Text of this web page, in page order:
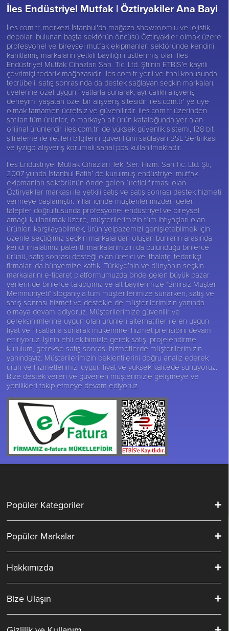
İles Endüstriyel Mutfak |Öztiryakiler Ana Bayi
İles.com.tr, merkezi İstanbul'da mağaza showroom’u ve lojistik
depoları bulunan başta sektörün öncüsü Öztiryakiler olmak üzere
profesyonel ve bireysel mutfak ekipmanları sektöründe kendini
kanıtlamış markaların yetkili bayiliğini üstlenmiş olan İles
Endüstriyel Mutfak Cihazları San. Tic. Ltd. Şti'nin ETBİS'e kayıtlı
çevrimiçi tedarik mağazasıdır. iles.com.tr yerli ve ithal konusunda
tecrübeli, satış sonrasında da destek sağlayan seçkin markaları,
üyelerine özel uygun fiyatlarla sunarak, ayrıcalıklı alışveriş
deneyimi yaşatan özel bir alışveriş sitesidir. iles.com.tr' ye üye
olmak tamamen ücretsiz ve güvenilirdir. iles.com.tr üzerinden
satılan tüm ürünler, o markaya ait ürün kataloğunda yer alan
orijinal ürünlerdir. iles.com.tr’ de yüksek güvenlik sistemi, 128 bit
şifreleme ile iletilen bilgilerin güvenliğini sağlayan SSL Sertifikası
ve iyzigo alışveriş korumalı sanal pos kullanılmaktadır.
İles Endüstriyel Mutfak Cihazları Tek. Ser. Hizm. San.Tic. Ltd. Şti,
2007 yılında İstanbul Fatih’ de kurulmuş endüstriyel mutfak
ekipmanları sektörünün önde gelen üretici firması olan
Öztiryakiler markası ile yetkili satış ve satış sonrası destek hizmeti
vermeye başlamıştır. Yıllar içinde müşterilerimizden gelen
talepler doğrultusunda profesyonel endüstriyel ve bireysel
amaçlı kullanılmak üzere, müşterilerimizin tüm ihtiyaçları olan
ürünleri karşılayabilmek, ürün yelpazemizi genişletebilmek için
özenle seçtiğimiz seçkin markalardan oluşan bunların arasında
kendi imalatımız patentli markalarımızın da bulunduğu binlerce
ürünü, satış sonrası desteği olan üretici ve ithalatçı tedarikçi
firmaları da bünyemize kattık. Türkiye’nin ve dünyanın seçkin
markalarını e-ticaret platformumuzda önde gelen büyük pazar
yerlerinde binlerce takipçimiz ve alt bayilerimize "Sınırsız Müşteri
Memnuniyeti" sloganıyla tüm müşterilerimize sunarken, satış ve
satış sonrası hizmet ve destekle de müşterilerimizin yanında
olmaya devam ediyoruz. Müşterilerimize güvenilir ve
gereksinimlerine uygun olan ürünleri alternatifler ile en uygun
fiyat ve fırsatlarla sunarak mükemmel hizmet prensibini devam
ettiriyoruz. İşinin ehli ekibimizle gerek satış, projelendirme,
kurulum, gerekse satış sonrası hizmetlerde müşterilerimizin
yanındayız. Müşterilerimizin beklentilerini doğru analiz ederek
ürün ve hizmetlerimizi uygun fiyat ve yüksek kalitede sunuyoruz.
Bize destek veren ve güvenen müşterimizle gelişmeye ve
yenilikleri takip etmeye devam ediyoruz.
Popüler Kategoriler
Popüler Markalar
Hakkımızda
Bize Ulaşın